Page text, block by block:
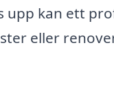
upp kan ett
eller